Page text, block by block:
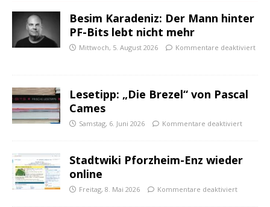
Besim Karadeniz: Der Mann hinter
PF-Bits lebt nicht mehr
Mittwoch, 5. August 2026 Kommentare deaktiviert
Lesetipp: „Die Brezel“ von Pascal
Cames
Samstag, 6. Juni 2026 Kommentare deaktiviert
Stadtwiki Pforzheim-Enz wieder
online
Freitag, 8. Mai 2026 Kommentare deaktiviert